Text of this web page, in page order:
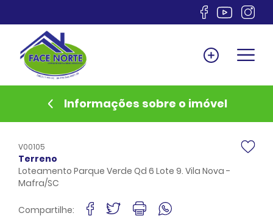
Home
Venda
Lançamentos
Documentos
Sobre
Contato
Informações sobre o imóvel
V00105
Terreno
Loteamento Parque Verde Qd 6 Lote 9. Vila Nova -
Mafra/SC
Compartilhe: